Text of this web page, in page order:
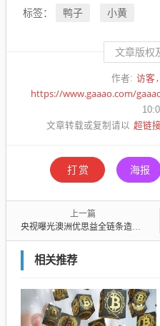
标签： 鸭子 小黄
文章版权
作者: 访客
https://www.gaaao.com/
文章转载或复制请以 超链
打赏 海报
上一篇
央视曝光澳洲优思益全链条造假系假洋牌 ……
相关推荐